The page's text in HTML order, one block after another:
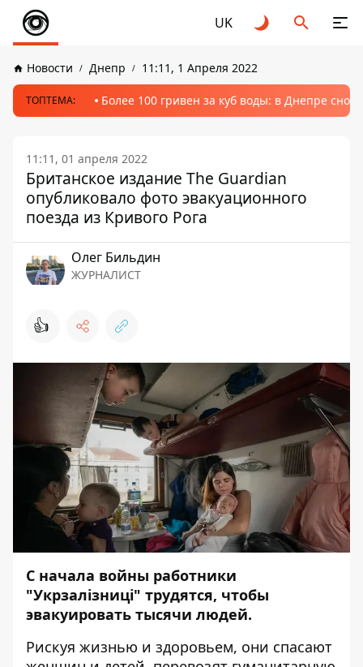
UK
Новости Днепр 11:11, 1 Апреля 2022
ТОПТЕМА: Более 100 гривен за куб воды: в Днепре
11:11, 01 апреля 2022
Британское издание The Guardian
опубликовало фото эвакуационного
поезда из Кривого Рога
Олег Бильдин
ЖУРНАЛИСТ
👍
С начала войны работники
"Укрзалізниці" трудятся, чтобы
эвакуировать тысячи людей.
Рискуя жизнью и здоровьем, они спасают